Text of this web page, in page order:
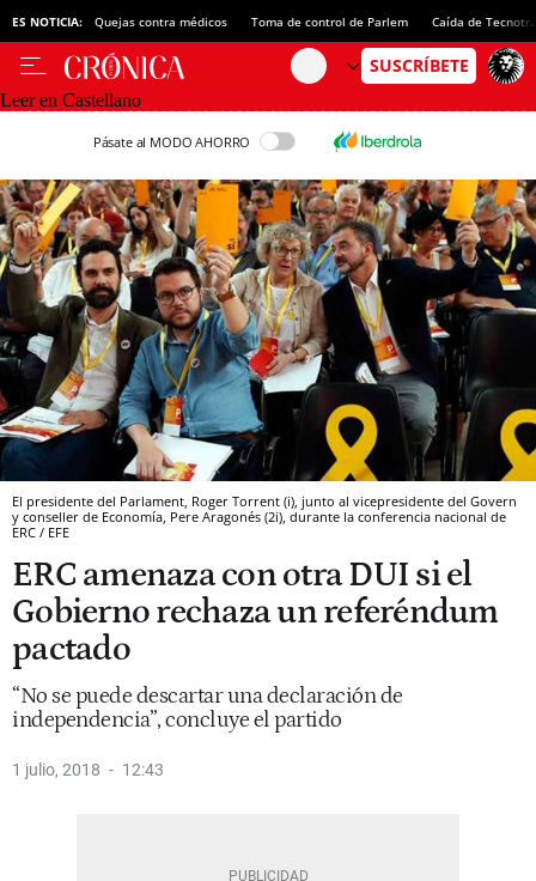
ES NOTICIA: Quejas contra médicos Toma de control de Parlem Caída de
Leer en Castellano
Pásate al MODO AHORRO
El presidente del Parlament, Roger Torrent (i), junto al vicepresidente del Govern
y conseller de Economía, Pere Aragonés (2i), durante la conferencia nacional de
ERC / EFE
ERC amenaza con otra DUI si el
Gobierno rechaza un referéndum
pactado
“No se puede descartar una declaración de
independencia”, concluye el partido
1 julio, 2018 12:43